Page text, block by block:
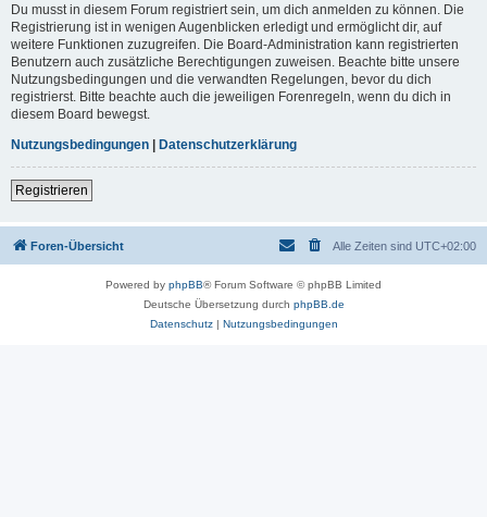
Du musst in diesem Forum registriert sein, um dich anmelden zu können. Die
Registrierung ist in wenigen Augenblicken erledigt und ermöglicht dir, auf
weitere Funktionen zuzugreifen. Die Board-Administration kann registrierten
Benutzern auch zusätzliche Berechtigungen zuweisen. Beachte bitte unsere
Nutzungsbedingungen und die verwandten Regelungen, bevor du dich
registrierst. Bitte beachte auch die jeweiligen Forenregeln, wenn du dich in
diesem Board bewegst.
Nutzungsbedingungen | Datenschutzerklärung
Registrieren
Foren-Übersicht Alle Zeiten sind UTC+02:00
Powered by phpBB® Forum Software © phpBB Limited
Deutsche Übersetzung durch phpBB.de
Datenschutz| Nutzungsbedingungen